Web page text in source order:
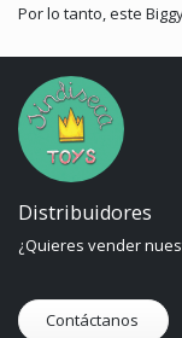
Por lo tanto, este
Distribuidores
¿Quieres vender
Contáctanos